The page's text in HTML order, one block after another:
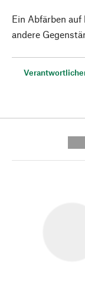
Ein Abfärben auf
andere